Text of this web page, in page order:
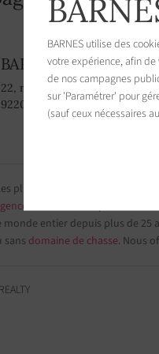
BARNES Paris
22, rue de l'hôtel de ville
92200 Neuilly-sur-Seine,
plus belles demeures et
immobilièresparmi nos
entier depuis plus de
sans domaine de chasse. Nous
BARNES utilise des
votre expérience, afin
de nos campagnes
sur 'Paramétrer' pour
(sauf ceux nécessaires